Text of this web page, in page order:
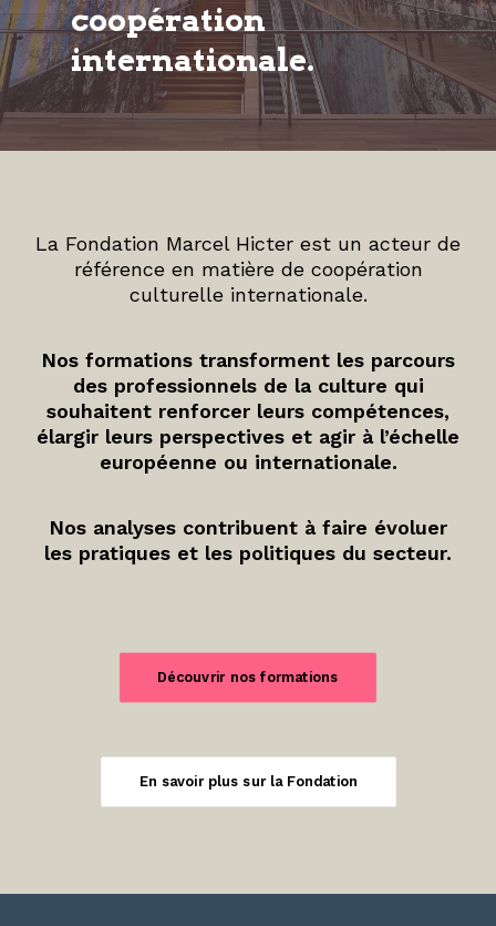
coopération
internationale.
La Fondation Marcel Hicter est un acteur de
référence en matière de coopération
culturelle internationale.
Nos formations transforment les parcours
des professionnels de la culture qui
souhaitent renforcer leurs compétences,
élargir leurs perspectives et agir à l’échelle
européenne ou internationale.
Nos analyses contribuent à faire évoluer
les pratiques et les politiques du secteur.
Découvrir nos formations
En savoir plus sur la Fondation